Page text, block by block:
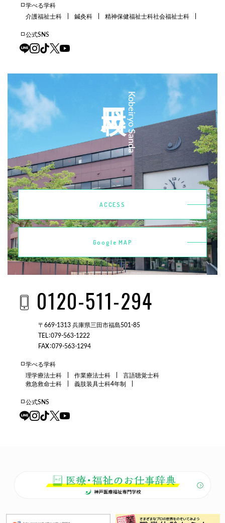
学べる学科
介護福祉士科
鍼灸科 精神保健福祉士科社会福祉士科
公式SNS
Kobeiryo Sanda
ACCESS
Google MAP
0120-511-294
〒669-1313 兵庫県三田市福島501-85
TEL：079-563-1222
FAX：079-563-1294
学べる学科
理学療法士科
作業療法士科
言語聴覚士科
救急救命士科
義肢装具士科4年制
公式SNS